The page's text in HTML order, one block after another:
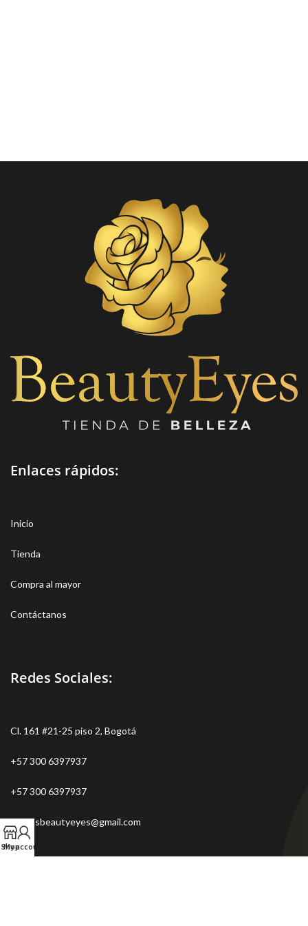
Enlaces rápidos:
Inicio
Tienda
Compra al mayor
Contáctanos
Redes Sociales:
Cl. 161 #21-25 piso 2, Bogotá
+57 300 6397937
+57 300 6397937
ventasbeautyeyes@gmail.com
Shop
My account